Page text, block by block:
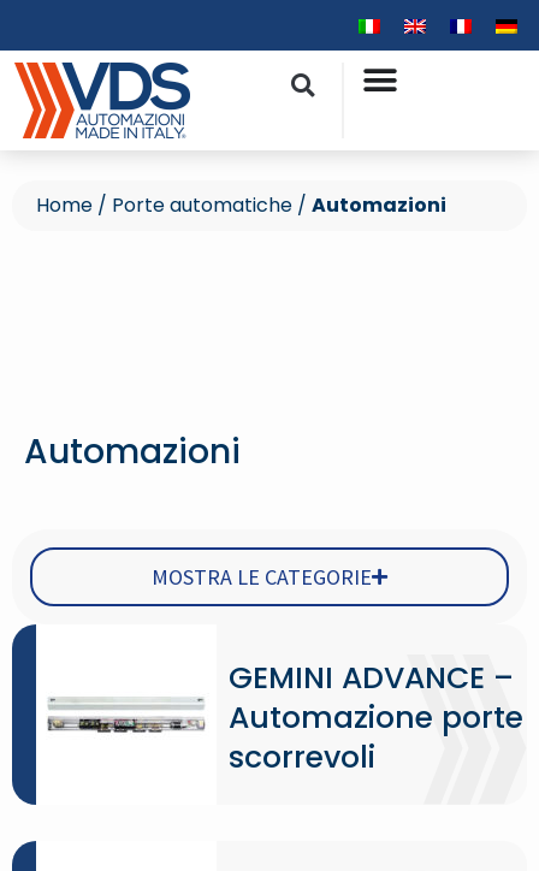
Home / Porte automatiche / Automazioni
Automazioni
MOSTRA LE CATEGORIE
GEMINI ADVANCE –
Automazione porte
scorrevoli